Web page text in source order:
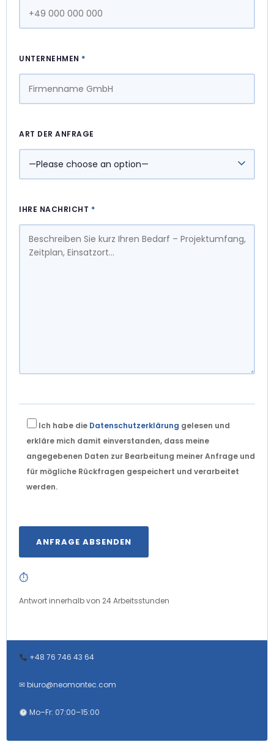
UNTERNEHMEN *
ART DER ANFRAGE
IHRE NACHRICHT *
Ich habe die Datenschutzerklärung gelesen und
erkläre mich damit einverstanden, dass meine
angegebenen Daten zur Bearbeitung meiner Anfrage und
für mögliche Rückfragen gespeichert und verarbeitet
werden.
⏱
Antwort innerhalb von 24 Arbeitsstunden
+48 76 746 43 64
✉biuro@neomontec.com
Mo–Fr: 07:00–15:00